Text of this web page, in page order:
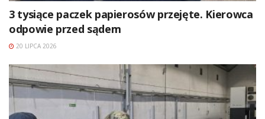
3 tysiące paczek papierosów przejęte. Kierowca
odpowie przed sądem
20 LIPCA 2026